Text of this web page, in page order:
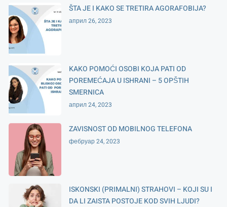
ŠTA JE I KAKO SE TRETIRA AGORAFOBIJA?
април 26, 2023
KAKO POMOĆI OSOBI KOJA PATI OD
POREMEĆAJA U ISHRANI – 5 OPŠTIH
SMERNICA
април 24, 2023
ZAVISNOST OD MOBILNOG TELEFONA
фебруар 24, 2023
ISKONSKI (PRIMALNI) STRAHOVI – KOJI SU I
DA LI ZAISTA POSTOJE KOD SVIH LJUDI?